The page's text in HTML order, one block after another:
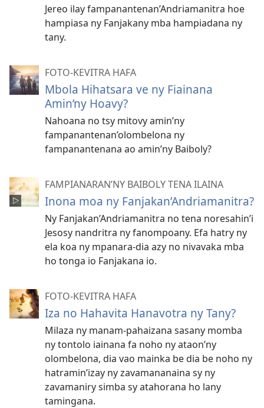
Jereo ilay fampanantenan’Andriamanitra hoe
hampiasa ny Fanjakany mba hampiadana ny
tany.
FOTO-KEVITRA HAFA
Mbola Hihatsara ve ny Fiainana
Amin’ny Hoavy?
Nahoana no tsy mitovy amin’ny
fampanantenan’olombelona ny
fampanantenana ao amin’ny Baiboly?
FAMPIANARAN’NY BAIBOLY TENA ILAINA
Inona moa ny Fanjakan’Andriamanitra?
Ny Fanjakan’Andriamanitra no tena noresahin’i
Jesosy nandritra ny fanompoany. Efa hatry ny
ela koa ny mpanara-dia azy no nivavaka mba
ho tonga io Fanjakana io.
FOTO-KEVITRA HAFA
Iza no Hahavita Hanavotra ny Tany?
Milaza ny manam-pahaizana sasany momba
ny tontolo iainana fa noho ny ataon’ny
olombelona, dia vao mainka be dia be noho ny
hatramin’izay ny zavamananaina sy ny
zavamaniry simba sy atahorana ho lany
tamingana.